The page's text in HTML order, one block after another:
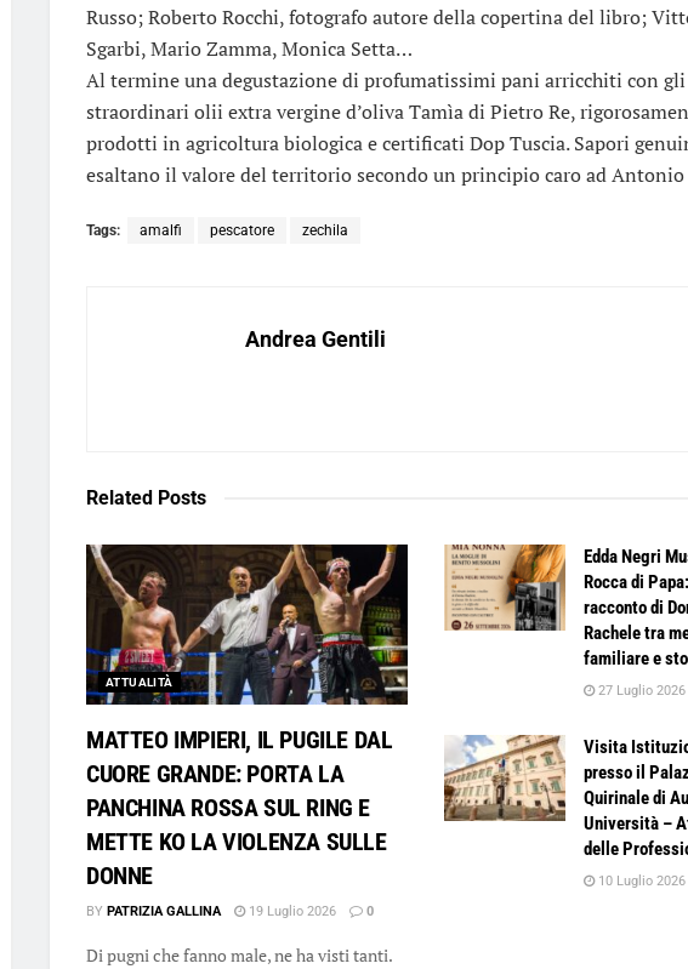
Russo; Roberto Rocchi, fotografo autore della copertina del libro;
Sgarbi, Mario Zamma, Monica Setta…
Al termine una degustazione di profumatissimi pani arricchiti con gli
straordinari olii extra vergine d’oliva Tamìa di Pietro Re,
prodotti in agricoltura biologica e certificati Dop Tuscia. Sapori
esaltano il valore del territorio secondo un principio caro ad
Tags: amalfi pescatore zechila
Andrea Gentili
Related Posts
ATTUALITÀ
MATTEO IMPIERI, IL PUGILE DAL
CUORE GRANDE: PORTA LA
PANCHINA ROSSA SUL RING E
METTE KO LA VIOLENZA SULLE
DONNE
BY PATRIZIA GALLINA 19 Luglio 2026 0
Di pugni che fanno male, ne ha visti tanti.
Edda Negri
Rocca di
racconto di
Rachele tra
familiare e
27 Luglio 2026
Visita
presso il
Quirinale di
Università –
delle
10 Luglio 2026